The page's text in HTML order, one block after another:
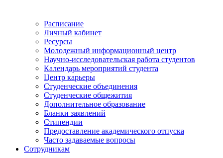
Расписание
Личный кабинет
Ресурсы
Молодежный информационный центр
Научно-исследовательская работа студентов
Календарь мероприятий студента
Центр карьеры
Студенческие объединения
Студенческие общежития
Дополнительное образование
Бланки заявлений
Стипендии
Предоставление академического отпуска
Часто задаваемые вопросы
Сотрудникам